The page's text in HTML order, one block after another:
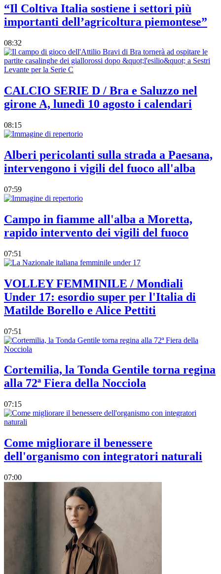
“Il Coltiva Italia sostiene i settori più
importanti dell’agricoltura piemontese”
08:32
CALCIO SERIE D / Bra e Saluzzo nel
girone A, lunedì 10 agosto i calendari
08:15
Alberi pericolanti sulla strada a Paesana,
intervengono i vigili del fuoco all'alba
07:59
Campo in fiamme all'alba a Moretta,
rapido intervento dei vigili del fuoco
07:51
VOLLEY FEMMINILE / Mondiali
Under 17: esordio super per l'Italia di
Matilde Borello e Alice Pettiti
07:51
Cortemilia, la Tonda Gentile torna regina
alla 72ª Fiera della Nocciola
07:15
Come migliorare il benessere
dell'organismo con integratori naturali
07:00